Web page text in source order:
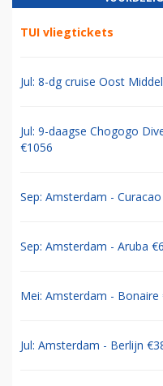
TUI vliegtickets
Jul: 8-dg cruise Oost
Jul: 9-daagse Chogogo
€1056
Sep: Amsterdam -
Sep: Amsterdam - Aruba
Mei: Amsterdam - Bonaire
Jul: Amsterdam - Berlijn